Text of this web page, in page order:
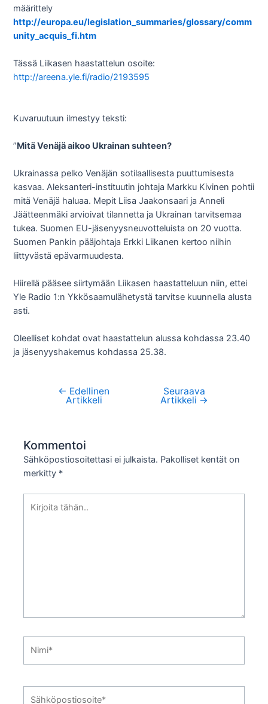
määrittely
http://europa.eu/legislation_summaries/glossary/comm
unity_acquis_fi.htm
Tässä Liikasen haastattelun osoite:
http://areena.yle.fi/radio/2193595
Kuvaruutuun ilmestyy teksti:
”Mitä Venäjä aikoo Ukrainan suhteen?
Ukrainassa pelko Venäjän sotilaallisesta puuttumisesta
kasvaa. Aleksanteri-instituutin johtaja Markku Kivinen pohtii
mitä Venäjä haluaa. Mepit Liisa Jaakonsaari ja Anneli
Jäätteenmäki arvioivat tilannetta ja Ukrainan tarvitsemaa
tukea. Suomen EU-jäsenyysneuvotteluista on 20 vuotta.
Suomen Pankin pääjohtaja Erkki Liikanen kertoo niihin
liittyvästä epävarmuudesta.
Hiirellä pääsee siirtymään Liikasen haastatteluun niin, ettei
Yle Radio 1:n Ykkösaamulähetystä tarvitse kuunnella alusta
asti.
Oleelliset kohdat ovat haastattelun alussa kohdassa 23.40
ja jäsenyyshakemus kohdassa 25.38.
Artikkelien
← Edellinen
Artikkeli
Seuraava
Artikkeli →
Kommentoi
Sähköpostiosoitettasi ei julkaista. Pakolliset kentät on
merkitty *
tähän..